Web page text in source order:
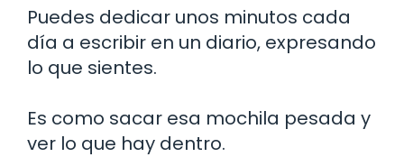
Puedes dedicar unos minutos cada
día a escribir en un diario, expresando
lo que sientes.
Es como sacar esa mochila pesada y
ver lo que hay dentro.